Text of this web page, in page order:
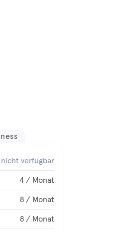
nicht verfügbar
4 / Monat
8 / Monat
8 / Monat